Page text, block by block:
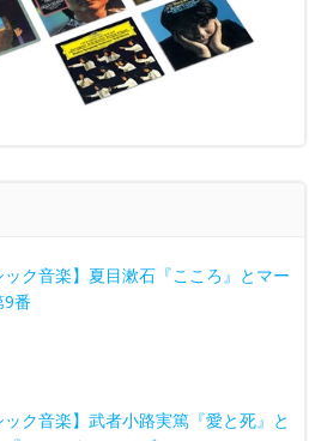
ック音楽】夏目漱石『こころ』とマー
9番
ック音楽】武者小路実篤『愛と死』と